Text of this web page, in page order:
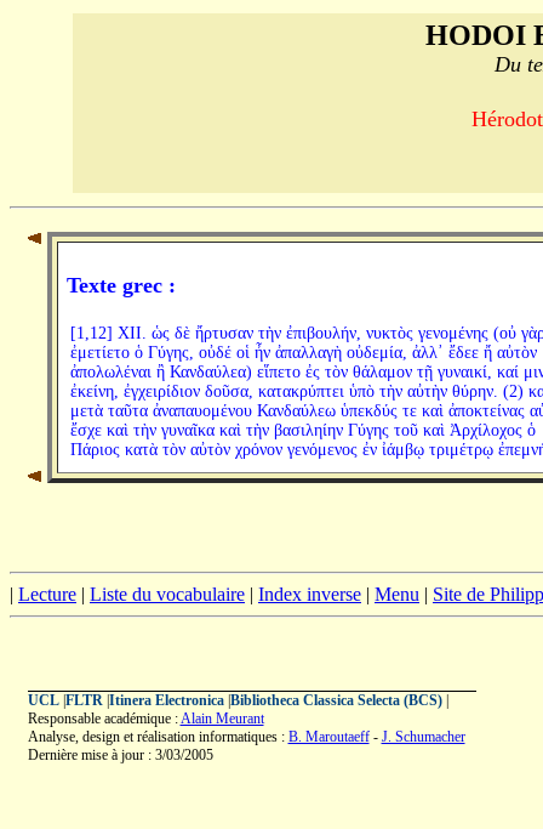
HODOI
Du
Texte grec :
[1,12] XII. ὡς δὲ ἤρτυσαν τὴν ἐπιβουλήν, νυκτὸς γενομένης (οὐ
ἐμετίετο ὁ Γύγης, οὐδέ οἱ ἦν ἀπαλλαγὴ οὐδεμία, ἀλλ᾽ ἔδεε ἤ αὐτὸν
ἀπολωλέναι ἢ Κανδαύλεα) εἵπετο ἐς τὸν θάλαμον τῇ γυναικί, καί
ἐκείνη, ἐγχειρίδιον δοῦσα, κατακρύπτει ὑπὸ τὴν αὐτὴν θύρην. (2)
μετὰ ταῦτα ἀναπαυομένου Κανδαύλεω ὑπεκδύς τε καὶ ἀποκτείνας
ἔσχε καὶ τὴν γυναῖκα καὶ τὴν βασιληίην Γύγης τοῦ καὶ Ἀρχίλοχος ὁ
Πάριος κατὰ τὸν αὐτὸν χρόνον γενόμενος ἐν ἰάμβῳ τριμέτρῳ
| Lecture | Liste du vocabulaire | Index inverse | Menu | Site de
UCL| FLTR| Itinera Electronica| Bibliotheca Classica Selecta (BCS)|
Responsable académique :Alain Meurant
Analyse, design et réalisation informatiques : B. Maroutaeff- J. Schumacher
Dernière mise à jour : 3/03/2005